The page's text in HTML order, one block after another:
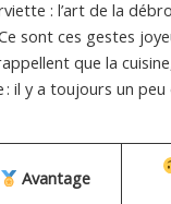
: l’art de la
sont ces gestes
que la
: il y a toujours un peu
Avantage